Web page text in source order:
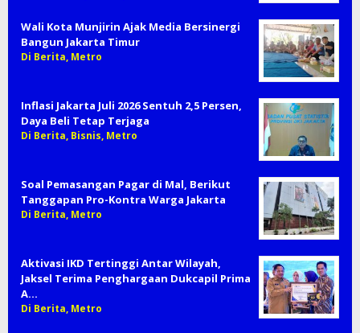
Wali Kota Munjirin Ajak Media Bersinergi
Bangun Jakarta Timur
Di Berita, Metro
Inflasi Jakarta Juli 2026 Sentuh 2,5 Persen,
Daya Beli Tetap Terjaga
Di Berita, Bisnis, Metro
Soal Pemasangan Pagar di Mal, Berikut
Tanggapan Pro-Kontra Warga Jakarta
Di Berita, Metro
Aktivasi IKD Tertinggi Antar Wilayah,
Jaksel Terima Penghargaan Dukcapil Prima
A…
Di Berita, Metro